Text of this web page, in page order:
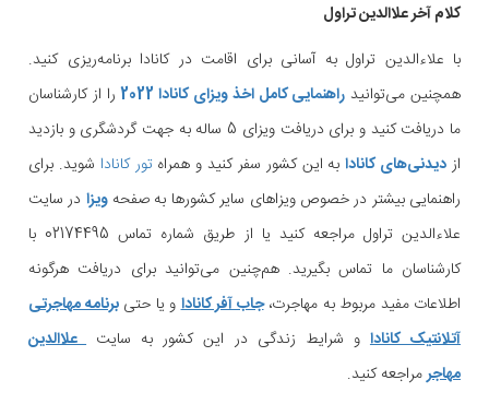
کلام آخر علاالدین تراول
با علاءالدین تراول به آسانی برای اقامت در کانادا برنامه‌ریزی کنید.
همچنین می‌توانید راهنمایی کامل اخذ ویزای کانادا 2022
را از کارشناسان
ما دریافت کنید و برای دریافت ویزای 5 ساله به جهت گردشگری و بازدید
از دیدنی‌های کانادابه این کشور سفر کنید و همراهتور کانادا شوید. برای
راهنمایی بیشتر در خصوص ویزاهای سایر کشورها به صفحهویزا در سایت
علاءالدین تراول مراجعه کنید یا از طریق شماره تماس 02174495 با
کارشناسان ما تماس بگیرید. هم‌چنین می‌توانید برای دریافت هرگونه
اطلاعات مفید مربوط به مهاجرت،جاب آفر کاناداو یا حتیبرنامه مهاجرتی
آتلانتیک کانادا و شرایط زندگی در این کشور به سایت علاالدین
مهاجرمراجعه کنید.